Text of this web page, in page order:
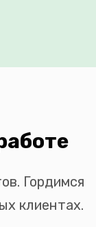
Гордимся
клиентах.